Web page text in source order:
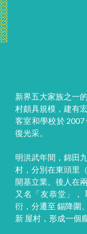
新界五大家族之一
村頗具規模，建有
客室和學校於
復光采。
明洪武年間，錦田
村，分別在東頭里
開基立業。後人在
又名「友恭堂」，
衍，分遷至 錫降圍
新 屋村，形成一個